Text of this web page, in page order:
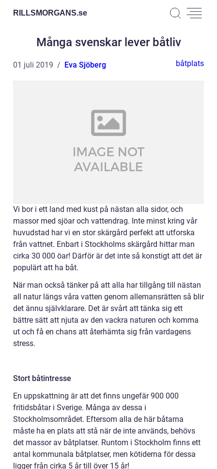
RILLSMORGANS.se
Många svenskar lever båtliv
01 juli 2019 Eva Sjöberg båtplats
Vi bor i ett land med kust på nästan alla sidor, och
massor med sjöar och vattendrag. Inte minst kring vår
huvudstad har vi en stor skärgård perfekt att utforska
från vattnet. Enbart i Stockholms skärgård hittar man
cirka 30 000 öar! Därför är det inte så konstigt att det är
populärt att ha båt.
När man också tänker på att alla har tillgång till nästan
all natur längs våra vatten genom allemansrätten så blir
det ännu självklarare. Det är svårt att tänka sig ett
bättre sätt att njuta av den vackra naturen och komma
ut och få en chans att återhämta sig från vardagens
stress.
Stort båtintresse
En uppskattning är att det finns ungefär 900 000
fritidsbåtar i Sverige. Många av dessa i
Stockholmsområdet. Eftersom alla de här båtarna
måste ha en plats att stå när de inte används, behövs
det massor av båtplatser. Runtom i Stockholm finns ett
antal kommunala båtplatser, men kötiderna för dessa
ligger från cirka 5 år till över 15 år!